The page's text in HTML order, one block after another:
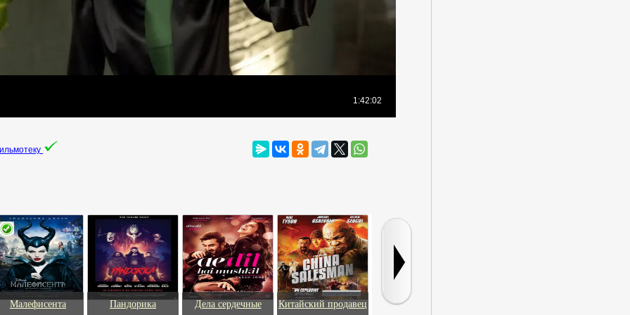
Малефисента Пандорика Дела сердечные Китайский продавец
Более странно, чем в